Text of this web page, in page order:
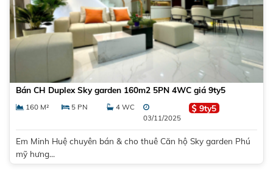
Bán CH Duplex Sky garden 160m2 5PN 4WC giá 9ty5
160 M² 5 PN
4 WC
03/11/2025
9ty5
Em Minh Huệ chuyên bán & cho thuê Căn hộ Sky garden Phú
mỹ hưng...